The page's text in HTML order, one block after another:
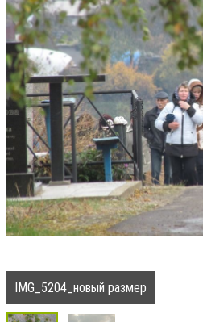
IMG_5204_новый размер